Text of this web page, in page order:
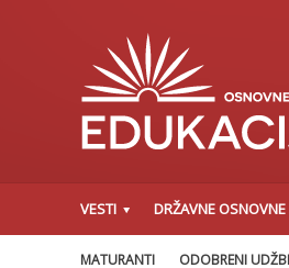
VESTI DRŽAVNE OSNOVNE
MATURANTI ODOBRENI